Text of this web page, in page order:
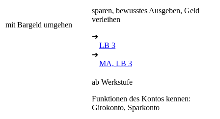
mit Bargeld umgehen
sparen, bewusstes Ausgeben, Geld
verleihen
➔
LB 3
➔
MA, LB 3
ab Werkstufe
Funktionen des Kontos kennen:
Girokonto, Sparkonto